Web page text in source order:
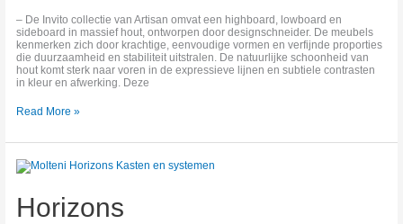
– De Invito collectie van Artisan omvat een highboard, lowboard en
sideboard in massief hout, ontworpen door designschneider. De meubels
kenmerken zich door krachtige, eenvoudige vormen en verfijnde proporties
die duurzaamheid en stabiliteit uitstralen. De natuurlijke schoonheid van
hout komt sterk naar voren in de expressieve lijnen en subtiele contrasten
in kleur en afwerking. Deze
Read More »
Horizons
Horizons